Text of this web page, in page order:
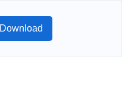
Download